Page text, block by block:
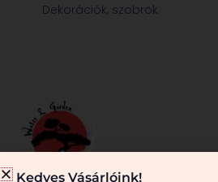
Dekorációk, szobrok
Kedves Vásárlóink!